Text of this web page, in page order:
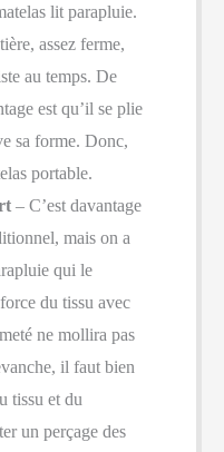
lit parapluie.
assez ferme,
au temps. De
est qu’il se plie
sa forme. Donc,
portable.
– C’est davantage
mais on a
qui le
du tissu avec
ne mollira pas
il faut bien
tissu et du
un perçage des